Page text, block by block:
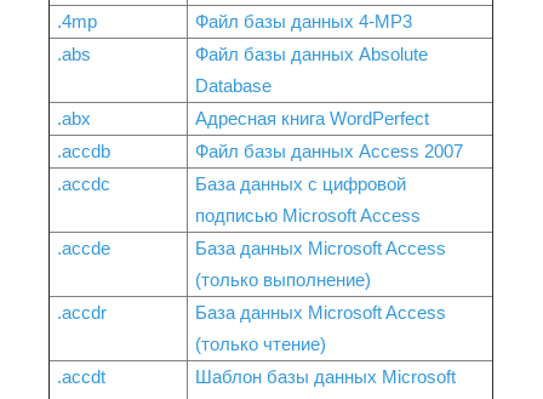
.4mp
Файл базы данных 4-MP3
.abs
Файл базы данных Absolute
Database
.abx
Адресная книга WordPerfect
.accdb
Файл базы данных Access 2007
.accdc
База данных с цифровой
подписью Microsoft Access
.accde
База данных Microsoft Access
(только выполнение)
.accdr
База данных Microsoft Access
(только чтение)
.accdt
Шаблон базы данных Microsoft